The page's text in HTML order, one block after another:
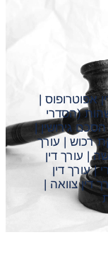
אפוטרופוס |
שהות (הסדרי
גירושין |
רכוש | עורך
| עורך דין
| עורך דין
דין צוואה |